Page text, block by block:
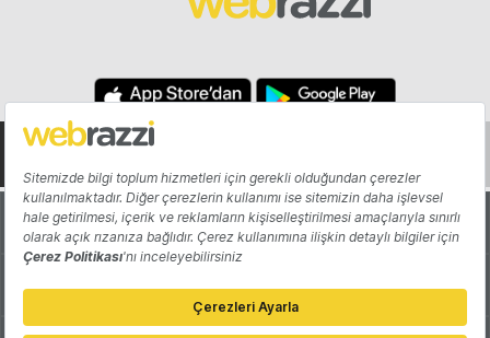
Hakkında Yazarlar
Katkıda Bulun Reklam